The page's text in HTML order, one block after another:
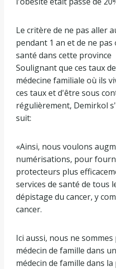
Le critère de ne pas aller
pendant 1 an et de ne
santé dans cette province
Soulignant que ces taux
médecine familiale où ils
ces taux et d'être sous
régulièrement, Demirkol
suit:
«Ainsi, nous voulons
numérisations, pour
protecteurs plus
services de santé de tous
dépistage du cancer, y
cancer.
Ici aussi, nous ne sommes
médecin de famille dans
médecin de famille dans